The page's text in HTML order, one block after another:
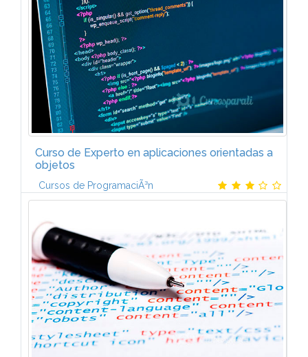
COBOL: PresentaciÃ³n. Componentes del lenguaje
COBOL. La sintaxis del lenguaje COBOL.2.
ESTRUCTURA...
Curso de Experto en aplicaciones orientadas a
objetos
Cursos de ProgramaciÃ³n
InformÃ¡ticas orientadas a Objetos estÃ¡ formado por
seis mÃ³dulos:VISUAL BASIC.NET (6 ECTS)Entorno
de Visual Studio.NET. PrÃ¡cticas...